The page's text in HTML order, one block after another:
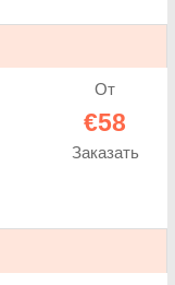
От
€58
Заказать